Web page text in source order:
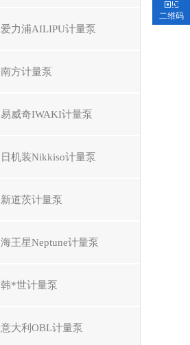
爱力浦AILIPU计量泵
南方计量泵
易威奇IWAKI计量泵
日机装Nikkiso计量泵
新道茨计量泵
海王星Neptune计量泵
韩*世计量泵
意大利OBL计量泵
二维码